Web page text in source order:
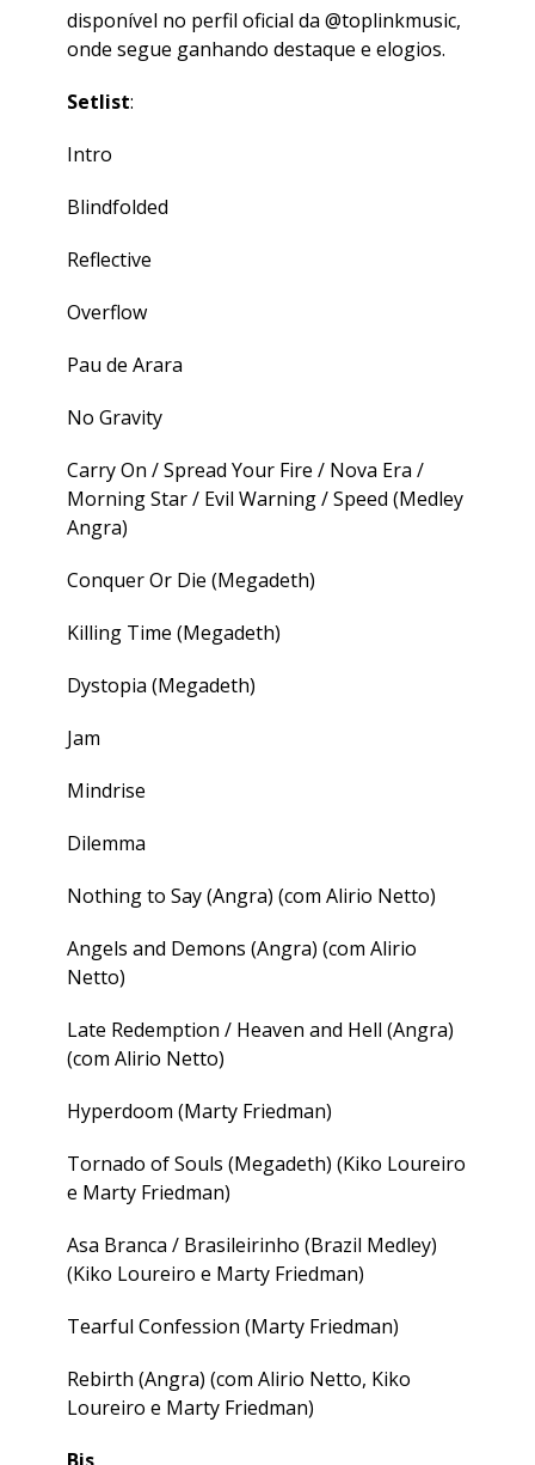
disponível no perfil oficial da @toplinkmusic,
onde segue ganhando destaque e elogios.
Setlist:
Intro
Blindfolded
Reflective
Overflow
Pau de Arara
No Gravity
Carry On / Spread Your Fire / Nova Era /
Morning Star / Evil Warning / Speed (Medley
Angra)
Conquer Or Die (Megadeth)
Killing Time (Megadeth)
Dystopia (Megadeth)
Jam
Mindrise
Dilemma
Nothing to Say (Angra) (com Alirio Netto)
Angels and Demons (Angra) (com Alirio
Netto)
Late Redemption / Heaven and Hell (Angra)
(com Alirio Netto)
Hyperdoom (Marty Friedman)
Tornado of Souls (Megadeth) (Kiko Loureiro
e Marty Friedman)
Asa Branca / Brasileirinho (Brazil Medley)
(Kiko Loureiro e Marty Friedman)
Tearful Confession (Marty Friedman)
Rebirth (Angra) (com Alirio Netto, Kiko
Loureiro e Marty Friedman)